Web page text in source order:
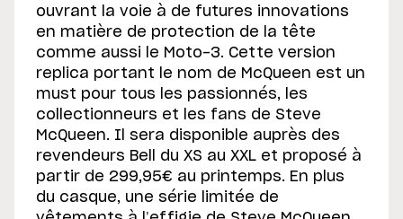
ouvrant la voie à de futures innovations
en matière de protection de la tête
comme aussi le Moto-3. Cette version
replica portant le nom de McQueen est un
must pour tous les passionnés, les
collectionneurs et les fans de Steve
McQueen. Il sera disponible auprès des
revendeurs Bell du XS au XXL et proposé à
partir de 299,95€ au printemps. En plus
du casque, une série limitée de